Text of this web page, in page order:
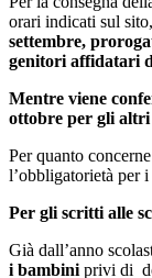
orari indicati sul
settembre,
genitori affidatari
Mentre viene
ottobre per gli
Per quanto concerne
l’obbligatorietà per
Per gli scritti alle
Già dall’anno
i bambini privi di